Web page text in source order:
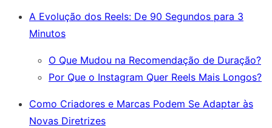
A Evolução dos Reels: De 90 Segundos para 3
Minutos
O Que Mudou na Recomendação de Duração?
Por Que o Instagram Quer Reels Mais Longos?
Como Criadores e Marcas Podem Se Adaptar às
Novas Diretrizes